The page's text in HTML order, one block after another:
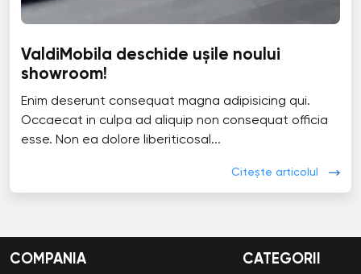
ValdiMobila deschide ușile noului
showroom!
Enim deserunt consequat magna adipisicing qui.
Occaecat in culpa ad aliquip non consequat officia
esse. Non ea dolore liberiticosal...
Citește articolul
COMPANIA CATEGORII